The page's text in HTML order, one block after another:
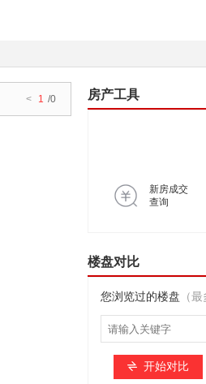
< 1 /0 房产工具
新房成交
查询
楼盘对比
您浏览过的楼盘 （
开始对比